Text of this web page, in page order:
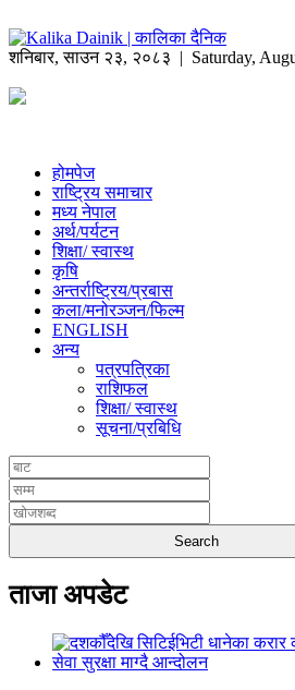
शनिबार,साउन २३, २०८३ | Saturday,
होमपेज
राष्ट्रिय समाचार
मध्य नेपाल
अर्थ/पर्यटन
शिक्षा/ स्वास्थ
कृषि
अन्तर्राष्ट्रिय/प्रबास
कला/मनोरञ्जन/फिल्म
ENGLISH
अन्य
पत्रपत्रिका
राशिफल
शिक्षा/ स्वास्थ
सूचना/प्रबिधि
ताजा अपडेट